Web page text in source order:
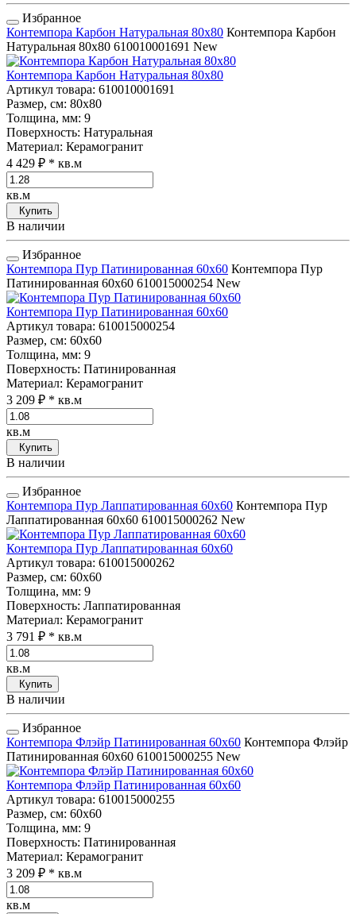
Избранное
Контемпора Карбон Натуральная 80x80 Контемпора Карбон
Натуральная 80x80 610010001691 New
Контемпора Карбон Натуральная 80x80
Артикул товара: 610010001691
Размер, см: 80x80
Толщина, мм: 9
Поверхность: Натуральная
Материал: Керамогранит
4 429 ₽ * кв.м
кв.м
Купить
В наличии
Избранное
Контемпора Пур Патинированная 60x60 Контемпора Пур
Патинированная 60x60 610015000254 New
Контемпора Пур Патинированная 60x60
Артикул товара: 610015000254
Размер, см: 60x60
Толщина, мм: 9
Поверхность: Патинированная
Материал: Керамогранит
3 209 ₽ * кв.м
кв.м
Купить
В наличии
Избранное
Контемпора Пур Лаппатированная 60x60 Контемпора Пур
Лаппатированная 60x60 610015000262 New
Контемпора Пур Лаппатированная 60x60
Артикул товара: 610015000262
Размер, см: 60x60
Толщина, мм: 9
Поверхность: Лаппатированная
Материал: Керамогранит
3 791 ₽ * кв.м
кв.м
Купить
В наличии
Избранное
Контемпора Флэйр Патинированная 60x60 Контемпора Флэйр
Патинированная 60x60 610015000255 New
Контемпора Флэйр Патинированная 60x60
Артикул товара: 610015000255
Размер, см: 60x60
Толщина, мм: 9
Поверхность: Патинированная
Материал: Керамогранит
3 209 ₽ * кв.м
кв.м